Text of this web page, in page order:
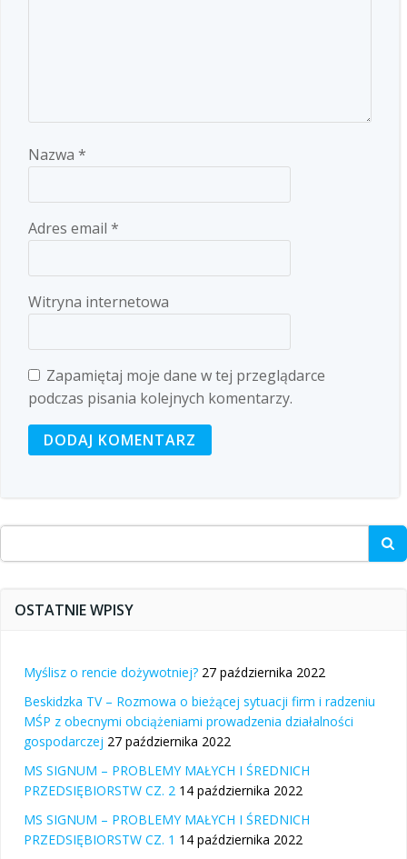
Nazwa *
Adres email *
Witryna internetowa
Zapamiętaj moje dane w tej przeglądarce
podczas pisania kolejnych komentarzy.
Search
for:
OSTATNIE WPISY
Myślisz o rencie dożywotniej? 27 października 2022
Beskidzka TV – Rozmowa o bieżącej sytuacji firm i radzeniu
MŚP z obecnymi obciążeniami prowadzenia działalności
gospodarczej 27 października 2022
MS SIGNUM – PROBLEMY MAŁYCH I ŚREDNICH
PRZEDSIĘBIORSTW CZ. 2 14 października 2022
MS SIGNUM – PROBLEMY MAŁYCH I ŚREDNICH
PRZEDSIĘBIORSTW CZ. 1 14 października 2022